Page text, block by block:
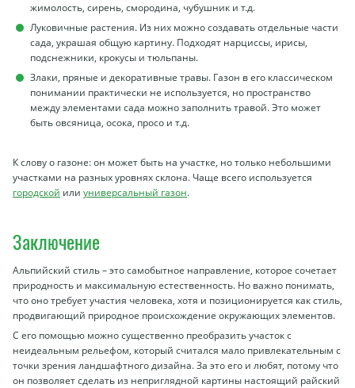
жимолость, сирень, смородина, чубушник и т.д.
Луковичные растения. Из них можно создавать отдельные части
сада, украшая общую картину. Подходят нарциссы, ирисы,
подснежники, крокусы и тюльпаны.
Злаки, пряные и декоративные травы. Газон в его классическом
понимании практически не используется, но пространство
между элементами сада можно заполнить травой. Это может
быть овсяница, осока, просо и т.д.
К слову о газоне: он может быть на участке, но только небольшими
участками на разных уровнях склона. Чаще всего используется
городской или универсальный газон.
Заключение
Альпийский стиль – это самобытное направление, которое сочетает
природность и максимальную естественность. Но важно понимать,
что оно требует участия человека, хотя и позиционируется как стиль,
продвигающий природное происхождение окружающих элементов.
С его помощью можно существенно преобразить участок с
неидеальным рельефом, который считался мало привлекательным с
точки зрения ландшафтного дизайна. За это его и любят, потому что
он позволяет сделать из неприглядной картины настоящий райский